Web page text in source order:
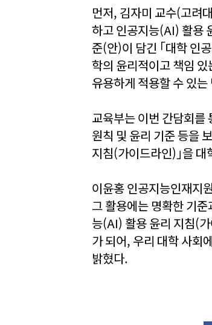
먼저, 김자미 교수(고려
하고 인공지능(AI) 활용
준(안)이 담긴 ｢대학 인
학의 윤리적이고 책임
유용하게 적용할 수 있
교육부는 이번 간담회를
원칙 및 윤리 기준 등을
지침(가이드라인)｣을 대
이윤홍 인공지능인재지
그 활용에는 명확한 기
능(AI) 활용 윤리 지침(
가 되어, 우리 대학 사회
밝혔다.